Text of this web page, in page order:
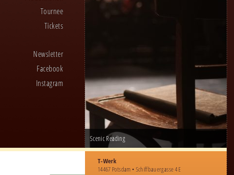
Tournee
Tickets
Newsletter
Facebook
Instagram
Scenic Reading
T-Werk
14467 Potsdam • Schiffbauergasse 4 E